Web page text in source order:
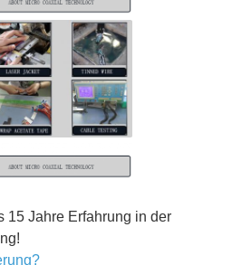
15 Jahre Erfahrung in der